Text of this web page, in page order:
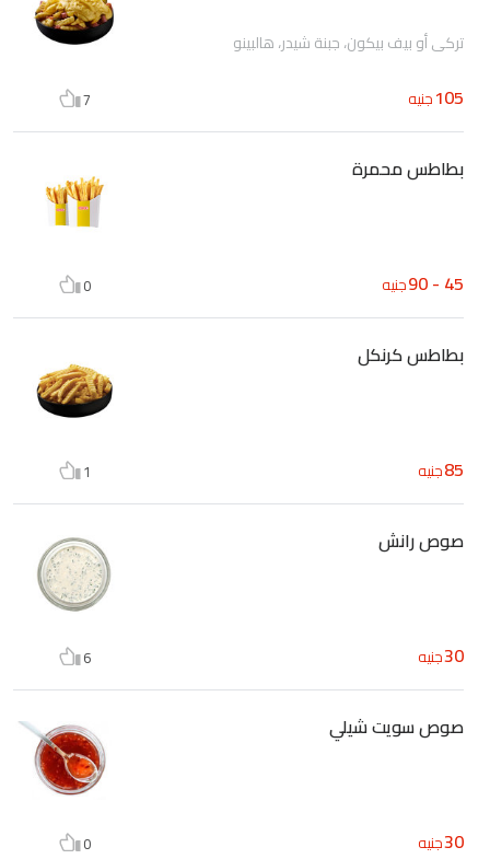
تركي أو بيف بيكون، جبنة شيدر، هالبينو
105جنيه 7
بطاطس محمرة
45 - 90 جنيه 0
بطاطس كرنكل
85جنيه 1
صوص رانش
30جنيه 6
صوص سويت شيلي
30جنيه 0